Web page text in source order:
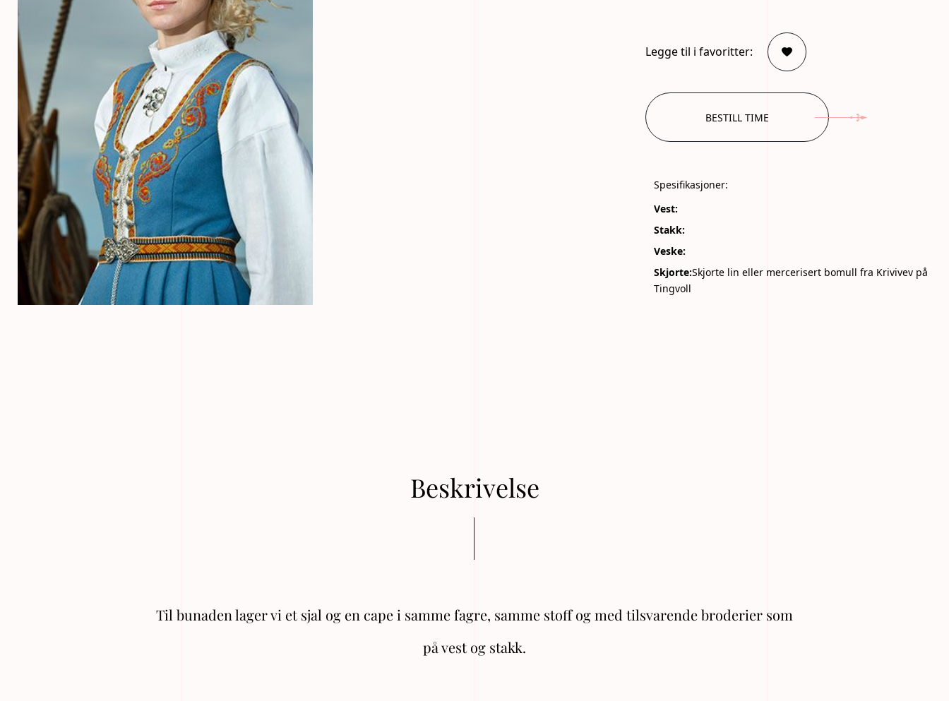
Legge til i favoritter:
.
BESTILL TIME
Spesifikasjoner:
Vest:
Stakk:
Veske:
Skjorte:Skjorte lin eller mercerisert bomull fra Krivivev på
Tingvoll
Beskrivelse
Til bunaden lager vi et sjal og en cape i samme fagre, samme stoff og med tilsvarende broderier som
på vest og stakk.